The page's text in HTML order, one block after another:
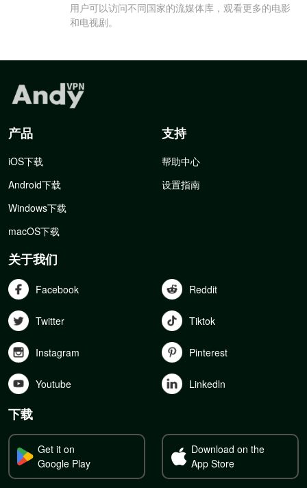
用户可以访问不同国家的流媒体库，观看更多的电影
和电视剧。
产品
iOS下载
Android下载
Windows下载
macOS下载
支持
帮助中心
设置指南
关于我们
Facebook Reddit
Twitter Tiktok
Instagram Pinterest
Youtube Linkedln
下载
Get it on
Google Play
Download on the
App Store